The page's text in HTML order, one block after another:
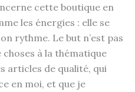
cette boutique en
les énergies : elle se
rythme. Le but n’est pas
à la thématique
articles de qualité, qui
en moi, et que je